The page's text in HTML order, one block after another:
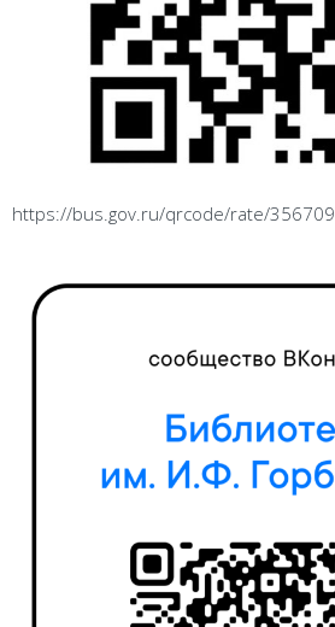
https://bus.gov.ru/qrcode/rate/356709